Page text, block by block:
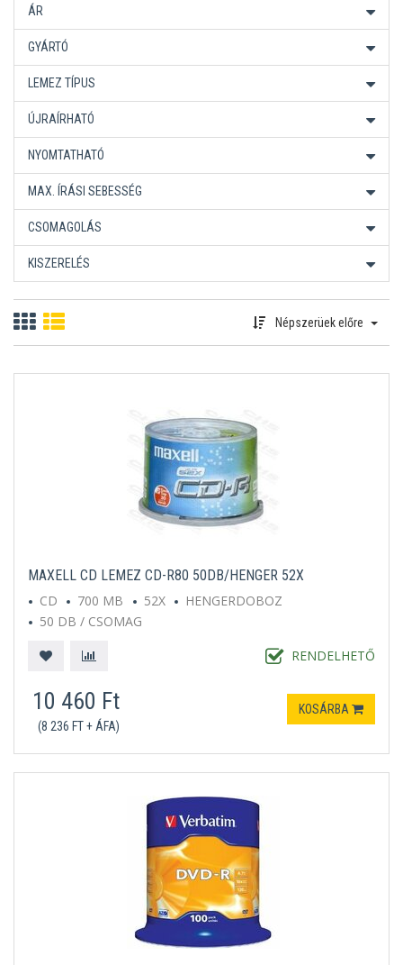
ÁR
GYÁRTÓ
LEMEZ TÍPUS
ÚJRAÍRHATÓ
NYOMTATHATÓ
MAX. ÍRÁSI SEBESSÉG
CSOMAGOLÁS
KISZERELÉS
Népszerüek előre
MAXELL CD LEMEZ CD-R80 50DB/HENGER 52X
CD
700 MB 52X
HENGERDOBOZ
50 DB / CSOMAG
RENDELHETŐ
10 460 Ft
(8 236 FT + ÁFA)
KOSÁRBA